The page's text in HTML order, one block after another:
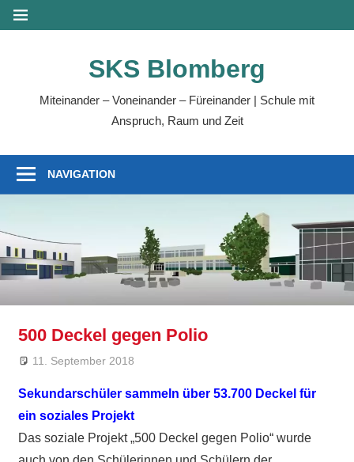
Zum
Inhalt
MENÜ
SKS Blomberg
Miteinander – Voneinander – Füreinander | Schule mit
Anspruch, Raum und Zeit
NAVIGATION
500 Deckel gegen Polio
11. September 2018
Sekundarschüler sammeln über 53.700 Deckel für
ein soziales Projekt
Das soziale Projekt „500 Deckel gegen Polio“ wurde